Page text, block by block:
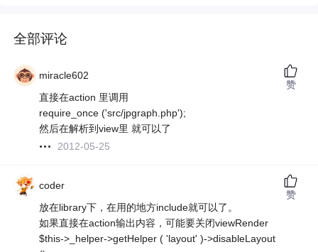
全部评论
miracle602
直接在action 里调用
require_once ('src/jpgraph.php');
然后在解析到view里 就可以了
2012-05-25
赞
coder
放在library下，在用的地方include就可以了。
如果直接在action输出内容，可能要关闭viewRender
$this->_helper->getHelper ( 'layout' )->disableLayout
赞